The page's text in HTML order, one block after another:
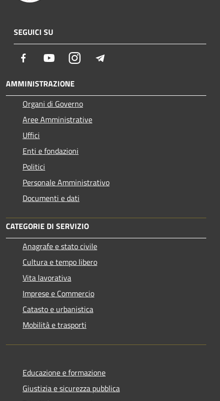
SEGUICI SU
Facebook YoutubeInstagram
AMMINISTRAZIONE
Organi di Governo
Aree Amministrative
Uffici
Enti e fondazioni
Politici
Personale Amministrativo
Documenti e dati
CATEGORIE DI SERVIZIO
Anagrafe e stato civile
Cultura e tempo libero
Vita lavorativa
Imprese e Commercio
Catasto e urbanistica
Mobilità e trasporti
Educazione e formazione
Giustizia e sicurezza pubblica